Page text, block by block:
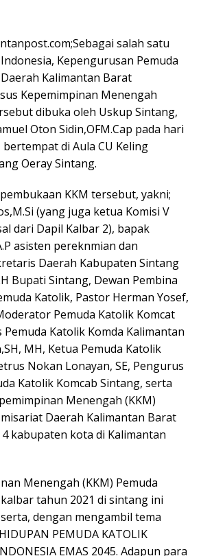
salah satu
Kepengurusan Pemuda
Kalimantan Barat
Kepemimpinan Menengah
dibuka oleh Uskup Sintang,
Oton Sidin,OFM.Cap pada hari
di Aula CU Keling
Oeray Sintang.
KKM tersebut, yakni;
(yang juga ketua Komisi V
dari Dapil Kalbar 2), bapak
asisten pereknmian dan
Daerah Kabupaten Sintang
Bupati Sintang, Dewan Pembina
Katolik, Pastor Herman Yosef,
Pemuda Katolik Komcat
Katolik Komda Kalimantan
MH, Ketua Pemuda Katolik
Nokan Lonayan, SE, Pengurus
Katolik Komcab Sintang, serta
Menengah (KKM)
Daerah Kalimantan Barat
kabupaten kota di Kalimantan
Menengah (KKM) Pemuda
tahun 2021 di sintang ini
dengan mengambil tema
PEMUDA KATOLIK
EMAS 2045. Adapun para